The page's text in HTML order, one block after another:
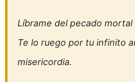
Líbrame del pecado mortal
Te lo ruego por tu infinito
misericordia.